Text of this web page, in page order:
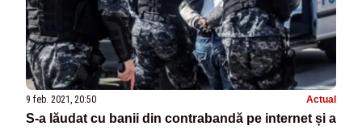
9 feb. 2021, 20:50 Actual
S-a lăudat cu banii din contrabandă pe internet și a